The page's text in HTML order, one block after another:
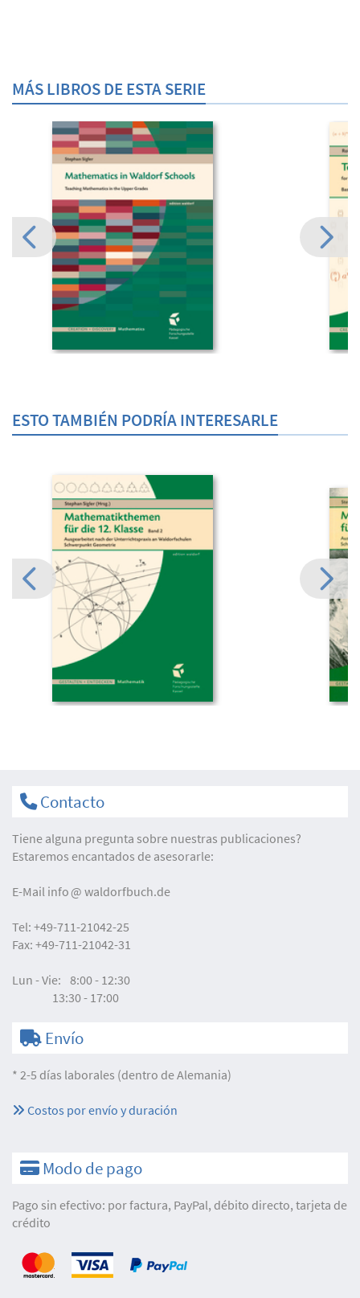
MÁS LIBROS DE ESTA SERIE
ESTO TAMBIÉN PODRÍA INTERESARLE
Contacto
Tiene alguna pregunta sobre nuestras publicaciones?
Estaremos encantados de asesorarle:
E-Mail info waldorfbuch.de
Tel: +49-711-21042-25
Fax: +49-711-21042-31
Lun - Vie: 8:00 - 12:30
13:30 - 17:00
Envío
* 2-5 días laborales (dentro de Alemania)
Costos por envío y duración
Modo de pago
Pago sin efectivo: por factura, PayPal, débito directo, tarjeta de
crédito